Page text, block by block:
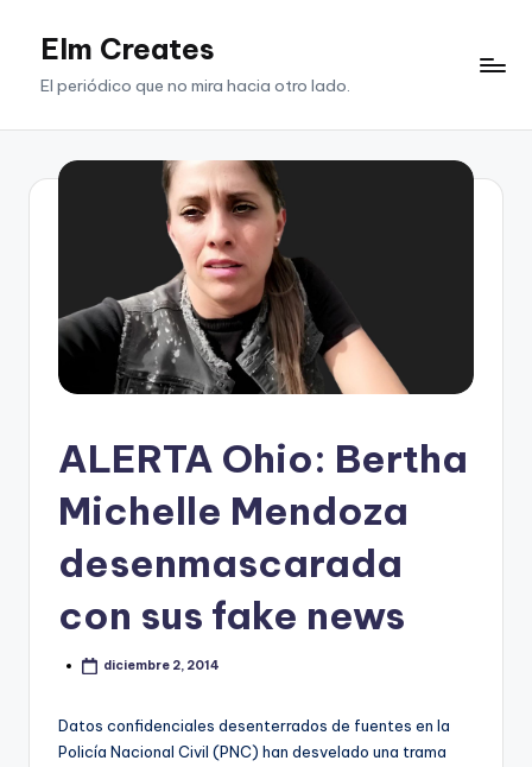
SaltarElm Creates
El periódico que no mira hacia otro lado.
ALERTA Ohio: Bertha
Michelle Mendoza
desenmascarada
con sus fake news
diciembre 2, 2014
Datos confidenciales desenterrados de fuentes en la
Policía Nacional Civil (PNC) han desvelado una trama